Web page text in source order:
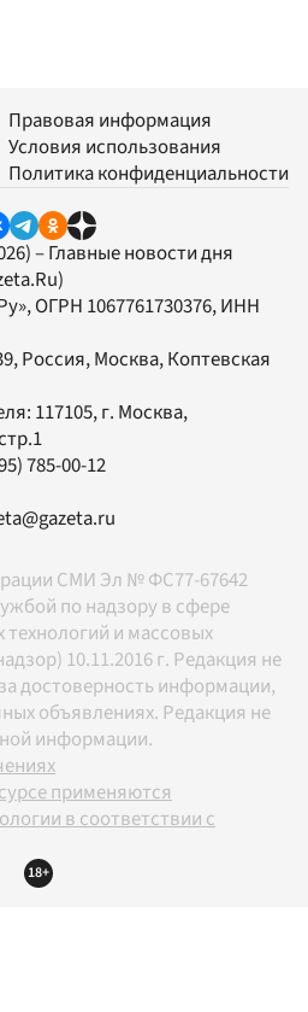
Правовая информация
Условия использования
Политика конфиденциальности
– Главные новости дня
, ОГРН 1067761730376, ИНН
Россия, Москва, Коптевская
117105, г. Москва,
785-00-12
СМИ Эл № ФС77-67642
по надзору в сфере
и массовых
10.11.2016 г. Редакция не
достоверность информации,
объявлениях. Редакция не
информации.
применяются
в соответствии с
18+